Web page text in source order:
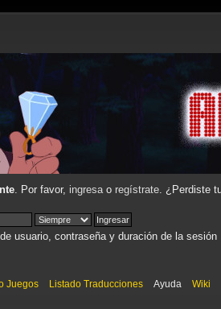
. Por favor, ingresao regístrate. ¿Perdiste
usuario, contraseña y duración de la sesión
Juegos Listado Traducciones Ayuda Wiki